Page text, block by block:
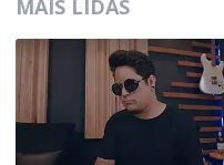
MAIS LIDAS